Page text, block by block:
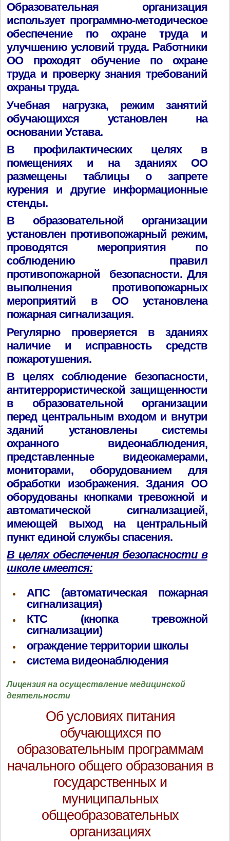
Образовательная организация
использует программно-методическое
обеспечение по охране труда и
улучшению условий труда. Работники
ОО проходят обучение по охране
труда и проверку знания требований
охраны труда.
Учебная нагрузка, режим занятий
обучающихся установлен на
основании Устава.
В профилактических целях в
помещениях и на зданиях ОО
размещены таблицы о запрете
курения и другие информационные
стенды.
В образовательной организации
установлен противопожарный режим,
проводятся мероприятия по
соблюдению правил
противопожарной безопасности. Для
выполнения противопожарных
мероприятий в ОО установлена
пожарная сигнализация.
Регулярно проверяется в зданиях
наличие и исправность средств
пожаротушения.
В целях соблюдение безопасности,
антитеррористической защищенности
в образовательной организации
перед центральным входом и внутри
зданий установлены системы
охранного видеонаблюдения,
представленные видеокамерами,
мониторами, оборудованием для
обработки изображения. Здания ОО
оборудованы кнопками тревожной и
автоматической сигнализацией,
имеющей выход на центральный
пункт единой службы спасения.
В целях обеспечения безопасности в
школе имеется:
АПС (автоматическая пожарная
сигнализация)
КТС (кнопка тревожной
сигнализации)
ограждение территории школы
система видеонаблюдения
Лицензия на осуществление медицинской
деятельности
Об условиях питания
обучающихся по
образовательным программам
начального общего образования в
государственных и
муниципальных
общеобразовательных
организациях